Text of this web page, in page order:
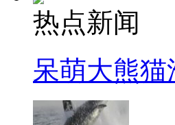
热点新闻
呆萌大熊猫